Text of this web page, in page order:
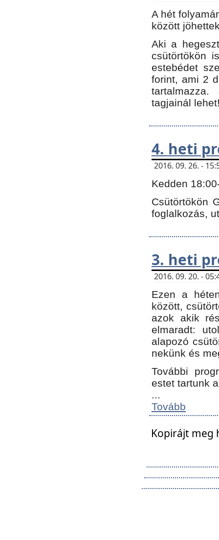
A hét
között
Aki a
csütörtökön
estebédet
forint, ami 2
tartalmazza.
tagjainál
4. heti
2016. 09. 26. -
Kedden
Csütörtökön
foglalkozás,
3. heti
2016. 09. 20. -
Ezen a
között,
azok akik
elmaradt:
alapozó
nekünk és
További
estet tartunk
...
Tovább
Kopirájt meg